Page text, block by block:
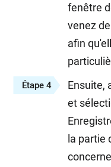
fenêtre
venez
afin
Étape 4
Ensuite,
et
la partie